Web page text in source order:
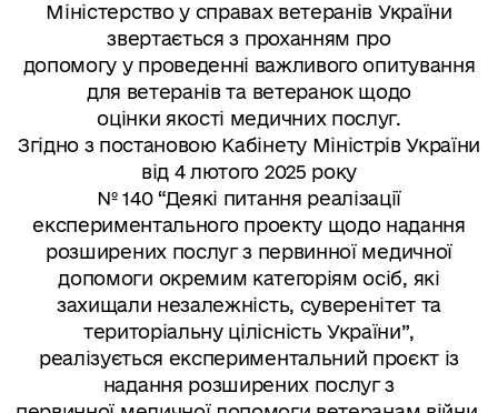
Міністерство у справах ветеранів України
звертається з проханням про
допомогу у проведенні важливого опитування
для ветеранів та ветеранок щодо
оцінки якості медичних послуг.
Згідно з постановою Кабінету Міністрів України
від 4 лютого 2025 року
№ 140 “Деякі питання реалізації
експериментального проекту щодо надання
розширених послуг з первинної медичної
допомоги окремим категоріям осіб, які
захищали незалежність, суверенітет та
територіальну цілісність України”,
реалізується експериментальний проєкт із
надання розширених послуг з